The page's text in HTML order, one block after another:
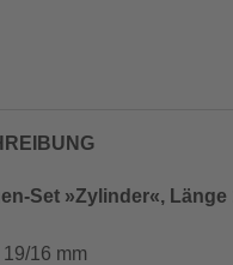
Set »Zylinder«, Länge
16 mm